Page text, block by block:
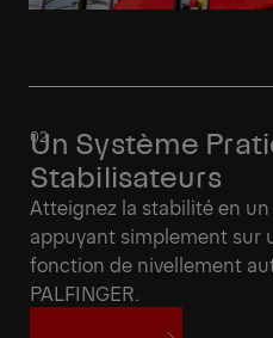
Un Système
Stabilisateurs
Atteignez la stabilité en
appuyant simplement sur
fonction de nivellement
PALFINGER.